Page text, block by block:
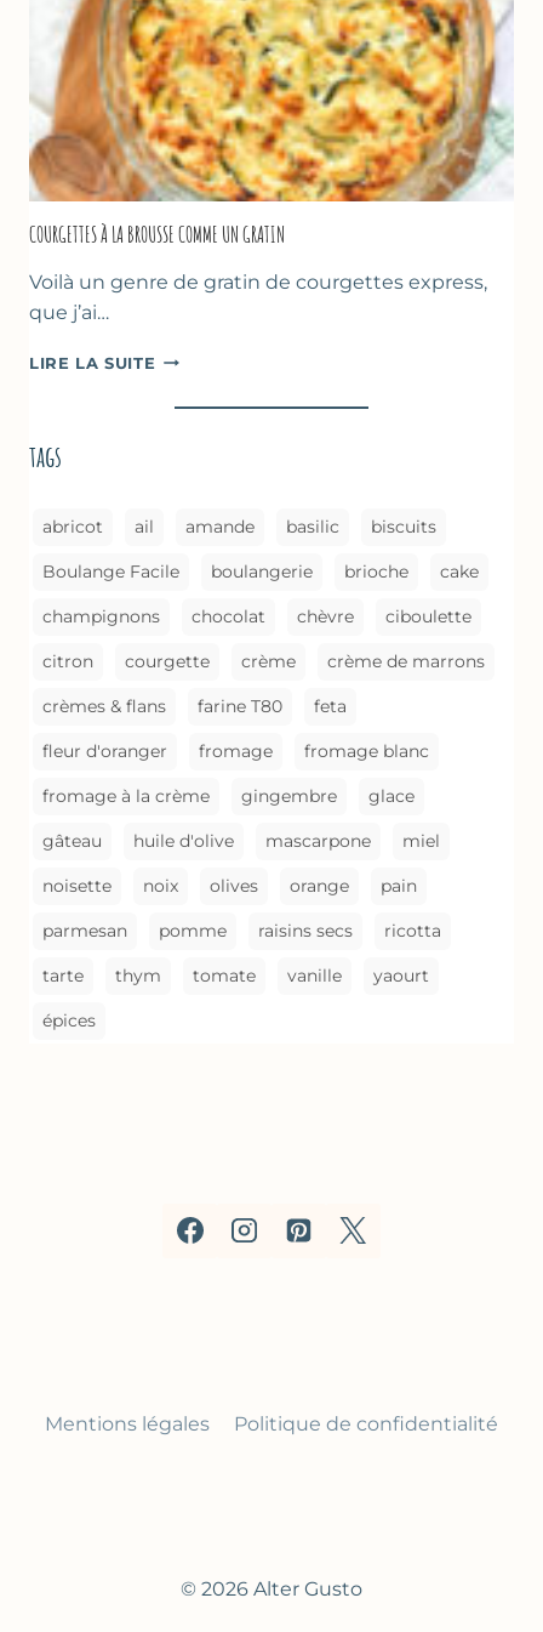
–
CUISSON
AU
FOUR
COURGETTES À LA BROUSSE COMME UN GRATIN
Voilà un genre de gratin de courgettes express,
que j’ai…
LIRE LA SUITE COURGETTES
LA
tags
abricot ail amande basilic biscuits
Boulange Facile boulangerie brioche cake
champignons chocolat chèvre ciboulette
citron courgette crème crème de marrons
crèmes & flans farine T80 feta
fleur d'oranger fromage fromage blanc
fromage à la crème gingembre glace
gâteau huile d'olive mascarpone miel
noisette noix olives orange pain
parmesan pomme raisins secs ricotta
tarte thym tomate vanille yaourt
épices
Mentions légales Politique de confidentialité
© 2026 Alter Gusto